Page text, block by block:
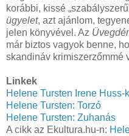
korábbi, kissé
ügyelet, azt ajánlom,
jelen könyvével. Az
már biztos vagyok benne,
skandináv krimiszerzőmmé
Linkek
Helene Tursten Irene Huss-
Helene Tursten: Torzó
Helene Tursten: Zuhanás
A cikk az Ekultura.hu-n: